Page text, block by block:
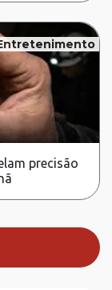
precisão